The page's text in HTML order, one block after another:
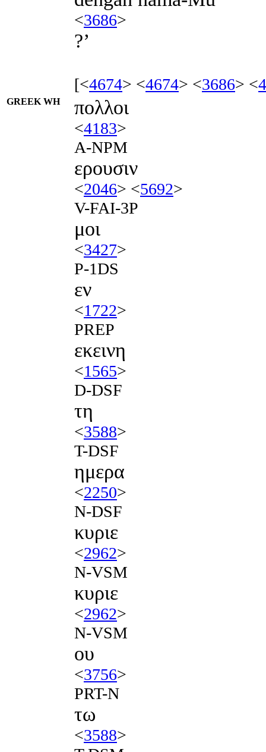
<3686>
?’
[<4674> <4674> <3686> <
GREEK WH πολλοι
<4183>
A-NPM
ερουσιν
<2046> <5692>
V-FAI-3P
μοι
<3427>
P-1DS
εν
<1722>
PREP
εκεινη
<1565>
D-DSF
τη
<3588>
T-DSF
ημερα
<2250>
N-DSF
κυριε
<2962>
N-VSM
κυριε
<2962>
N-VSM
ου
<3756>
PRT-N
τω
<3588>